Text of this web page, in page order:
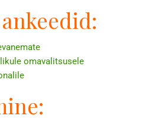
omavalitsusele